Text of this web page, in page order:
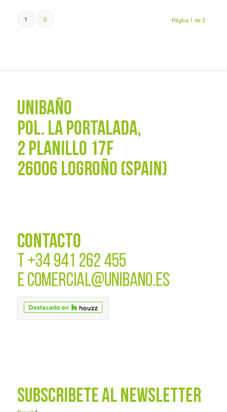
Página 1 de 2
1 2
UNIBAÑO
POL. La Portalada,
2 PLANILLO 17F
26006 LOGROÑO (SPAIN)
CONTACTO
T +34 941 262 455
E COMERCIAL@UNIBANO.ES
SUBSCRÍBETE AL NEWSLETTER